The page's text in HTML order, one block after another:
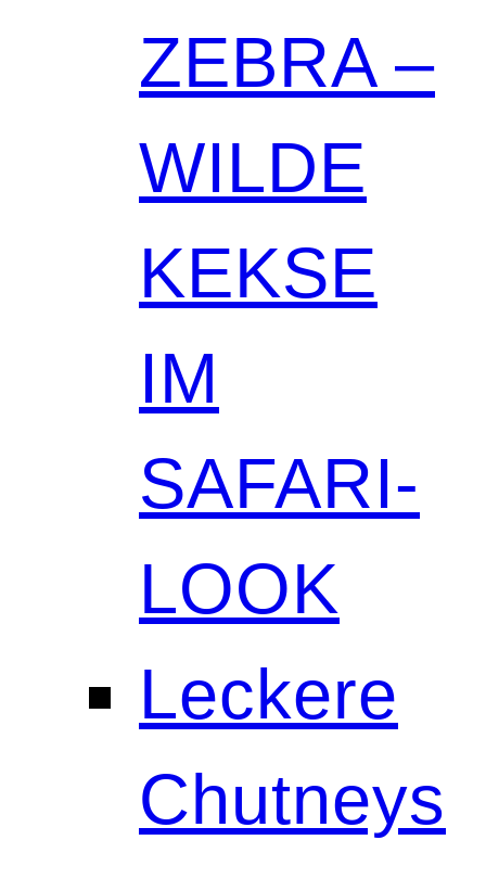
ZEBRA –
WILDE
KEKSE
IM
SAFARI-
LOOK
Leckere
Chutneys